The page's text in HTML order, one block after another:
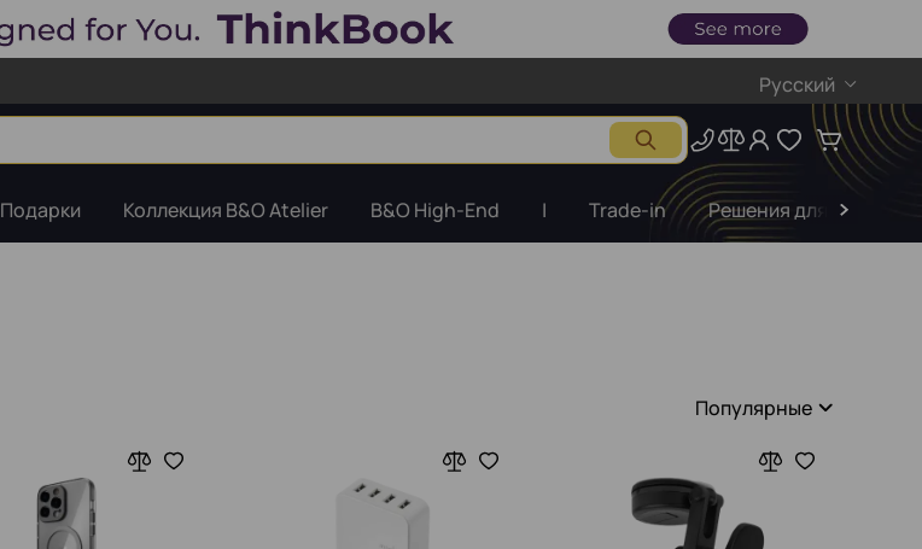
Русский
Подарки Коллекция B&O Atelier B&O High-End | Trade-in Решения для бизнеса
Популярные